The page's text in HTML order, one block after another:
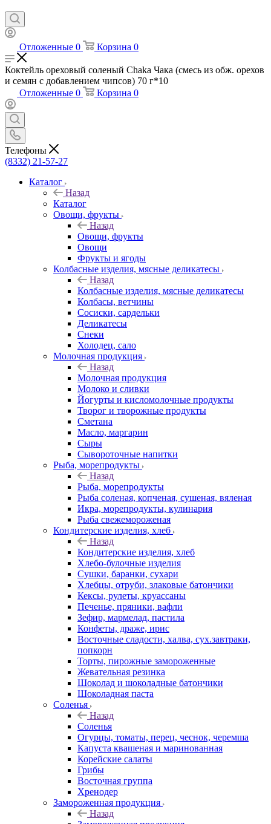
Отложенные 0 Корзина 0
Коктейль ореховый соленый Chaka Чака (смесь из обж. орехов
и семян с добавлением чипсов) 70 г*10
Отложенные 0 Корзина 0
Телефоны
(8332) 21-57-27
Каталог
Назад
Каталог
Овощи, фрукты
Назад
Овощи, фрукты
Овощи
Фрукты и ягоды
Колбасные изделия, мясные деликатесы
Назад
Колбасные изделия, мясные деликатесы
Колбасы, ветчины
Сосиски, сардельки
Деликатесы
Снеки
Холодец, сало
Молочная продукция
Назад
Молочная продукция
Молоко и сливки
Йогурты и кисломолочные продукты
Творог и творожные продукты
Сметана
Масло, маргарин
Сыры
Сывороточные напитки
Рыба, морепродукты
Назад
Рыба, морепродукты
Рыба соленая, копченая, сушеная, вяленая
Икра, морепродукты, кулинария
Рыба свежемороженая
Кондитерские изделия, хлеб
Назад
Кондитерские изделия, хлеб
Хлебо-булочные изделия
Сушки, баранки, сухари
Хлебцы, отруби, злаковые батончики
Кексы, рулеты, круассаны
Печенье, пряники, вафли
Зефир, мармелад, пастила
Конфеты, драже, ирис
Восточные сладости, халва, сух.завтраки,
попкорн
Торты, пирожные замороженные
Жевательная резинка
Шоколад и шоколадные батончики
Шоколадная паста
Соленья
Назад
Соленья
Огурцы, томаты, перец, чеснок, черемша
Капуста квашеная и маринованная
Корейские салаты
Грибы
Восточная группа
Хренодер
Замороженная продукция
Назад